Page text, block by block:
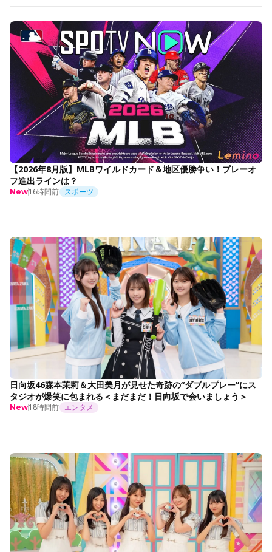
【2026年8月版】MLBワイルドカード＆地区優勝争い！プレーオ
フ進出ラインは？
New16時間前 スポーツ
日向坂46森本茉莉＆大田美月が見せた奇跡の“ダブルプレー”にス
タジオが爆笑に包まれる＜まだまだ！日向坂で会いましょう＞
New18時間前 エンタメ